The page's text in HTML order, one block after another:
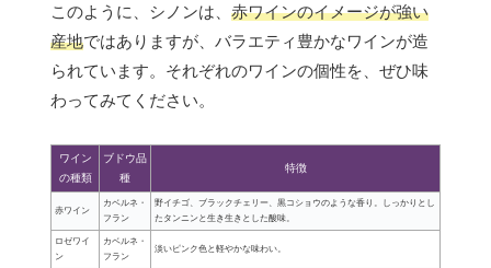
このように、シノンは、 赤ワインのイメージが強い
産地ではありますが、バラエティ豊かなワインが造
られています。それぞれのワインの個性を、ぜひ味
わってみてください。
ワイン
の種類
ブドウ品
種
特徴
赤ワイン
カベルネ・
フラン
野イチゴ、ブラックチェリー、黒コショウのような香り。しっかりとし
たタンニンと生き生きとした酸味。
ロゼワイ
ン
カベルネ・
フラン
淡いピンク色と軽やかな味わい。